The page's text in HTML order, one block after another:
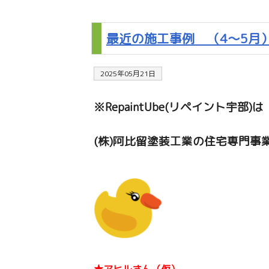
最近の施工事例 （4～5月）
2025年05月21日
※RepaintUbe(リペイント宇部)は
(株)阿比留塗装工業の住宅専門事